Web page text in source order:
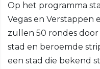
Op het programma
Vegas en Verstappen
zullen 50 rondes
stad en beroemde
een stad die bekend